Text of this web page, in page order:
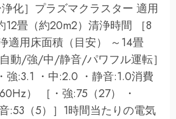
化］プラズマクラスター 適用
12畳（約20m2）清浄時間 ［8
適用床面積（目安） ～14畳
自動/強/中/静音/パワフル運転］
強:3.1 ・中:2.0 ・静音:1.0消費
） ［・強:75（27） ・
:53（5）］1時間当たりの電気